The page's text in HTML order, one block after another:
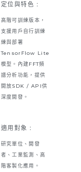
定位與特色 :
高階可訓練版本，
支援用戶自行訓練
練與部署
TensorFlow Lite
模型。內建FFT頻
譜分析功能，提供
開放SDK / API供
深度開發。
適用對象 :
研究單位、開發
者、工業監測、高
階客製化應用。